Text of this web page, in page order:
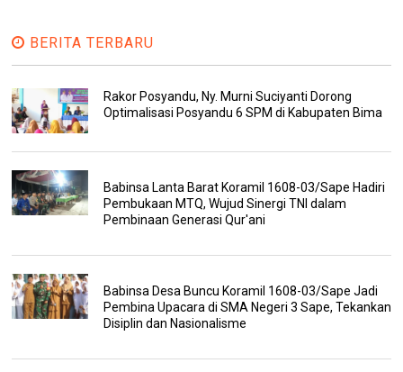
BERITA TERBARU
Rakor Posyandu, Ny. Murni Suciyanti Dorong
Optimalisasi Posyandu 6 SPM di Kabupaten Bima
Babinsa Lanta Barat Koramil 1608-03/Sape Hadiri
Pembukaan MTQ, Wujud Sinergi TNI dalam
Pembinaan Generasi Qur'ani
Babinsa Desa Buncu Koramil 1608-03/Sape Jadi
Pembina Upacara di SMA Negeri 3 Sape, Tekankan
Disiplin dan Nasionalisme